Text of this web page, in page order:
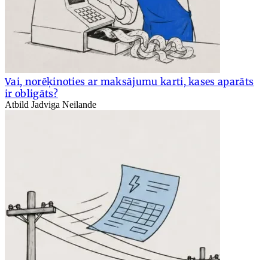
Vai, norēķinoties ar maksājumu karti, kases aparāts
ir obligāts?
Atbild Jadviga Neilande